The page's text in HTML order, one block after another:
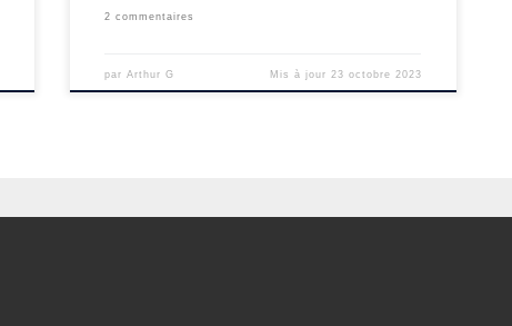
2 commentaires
parArthur G Mis à jour 23 octobre 2023